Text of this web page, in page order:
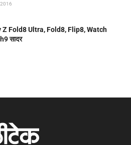
2016
Z Fold8 Ultra, Fold8, Flip8, Watch
सादर